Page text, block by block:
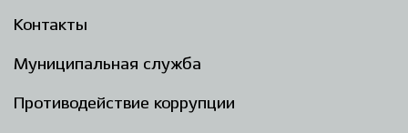
Контакты
Муниципальная служба
Противодействие коррупции